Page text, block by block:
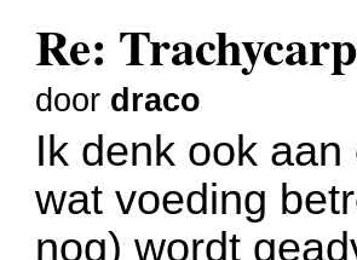
Re:
door draco
Ik denk ook
wat voeding
nog) wordt